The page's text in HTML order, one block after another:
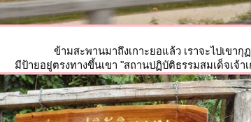
ข้ามสะพานมาถึงเกาะยอแล้ว เราจะไปเขากุ
มีป้ายอยู่ตรงทางขึ้นเขา "สถานปฏิบัติธรรมสมเด็จเจ้า